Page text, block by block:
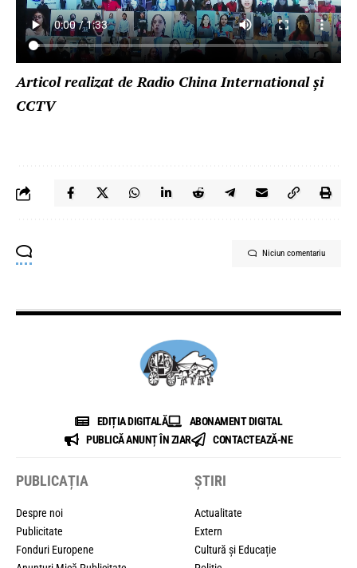
Articol realizat de Radio China International și
CCTV
Niciun comentariu
EDIȚIA DIGITALĂ
ABONAMENT DIGITAL
PUBLICĂ ANUNȚ ÎN ZIAR
CONTACTEAZĂ-NE
PUBLICAȚIA
Despre noi
Publicitate
Fonduri Europene
ȘTIRI
Actualitate
Extern
Cultură și Educație